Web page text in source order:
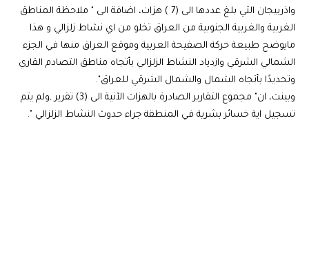
واذربيجان التي بلغ عددها الى (7 ) هزات، اضافة الى " ملاحظة المناطق
الغربية والغربية الجنوبية من العراق تخلو من اي نشاط زلزالي و هذا
مايوضح طبيعة حركة الصفيحة العربية وموقع العراق منها في الجزء
الشمالي الشرقي وازدياد النشاط الزلزالي بأتجاه مناطق التصادم القاري
وتحديدًا بأتجاه الشمال والشمال الشرقي للعراق".
وبينت، ان" مجموع التقارير الصادرة بالهزات الآنية الى (3) تقرير ,ولم يتم
تسجيل اية خسائر بشرية في المنطقة جراء حدوث النشاط الزلزالي ".